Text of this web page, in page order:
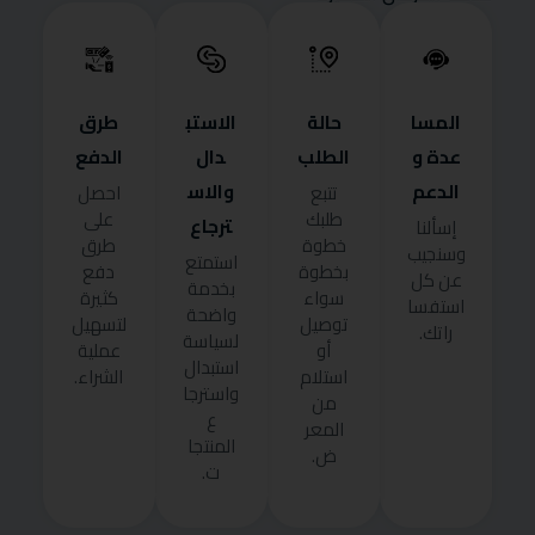
المسا
عدة و
الدعم
إسألنا
وسنجيب
عن كل
استفسا
راتك.
حالة
الطلب
تتبع
طلبك
خطوة
بخطوة
سواء
توصيل
أو
استلام
من
المعر
ض.
الاستب
دال
والاس
ترجاع
استمتع
بخدمة
واضحة
لسياسة
استبدال
واسترجا
ع
المنتجا
ت.
طرق
الدفع
احصل
على
طرق
دفع
كثيرة
لتسهيل
عملية
الشراء.